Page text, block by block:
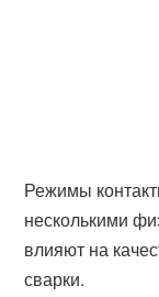
Режимы
несколькими
влияют на
сварки.